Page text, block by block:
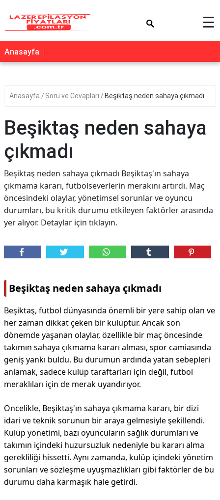
☰
Anasayfa
Anasayfa Soru ve Cevapları Beşiktaş neden sahaya çıkmadı
Beşiktaş neden sahaya
çıkmadı
Beşiktaş neden sahaya çıkmadı Beşiktaş'ın sahaya
çıkmama kararı, futbolseverlerin merakını artırdı. Maç
öncesindeki olaylar, yönetimsel sorunlar ve oyuncu
durumları, bu kritik durumu etkileyen faktörler arasında
yer alıyor. Detaylar için tıklayın.
Beşiktaş neden sahaya çıkmadı
Beşiktaş, futbol dünyasında önemli bir yere sahip olan ve
her zaman dikkat çeken bir kulüptür. Ancak son
dönemde yaşanan olaylar, özellikle bir maç öncesinde
takımın sahaya çıkmama kararı alması, spor camiasında
geniş yankı buldu. Bu durumun ardında yatan sebepleri
anlamak, sadece kulüp taraftarları için değil, futbol
meraklıları için de merak uyandırıyor.
Öncelikle, Beşiktaş'ın sahaya çıkmama kararı, bir dizi
idari ve teknik sorunun bir araya gelmesiyle şekillendi.
Kulüp yönetimi, bazı oyuncuların sağlık durumları ve
takımın içindeki huzursuzluk nedeniyle bu kararı alma
gerekliliği hissetti. Aynı zamanda, kulüp içindeki yönetim
sorunları ve sözleşme uyuşmazlıkları gibi faktörler de bu
durumu daha karmaşık hale getirdi.